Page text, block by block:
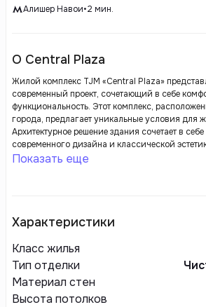
Алишер Навои•2 мин.
О Central Plaza
Жилой комплекс TJM «Central Plaza»
современный проект, сочетающий в себе
функциональность. Этот комплекс,
города, предлагает уникальные условия для
Архитектурное решение здания сочетает в
современного дизайна и классической
ярким акцентом в городской среде.
Показать еще
Характеристики
Класс жилья
Тип отделки
Материал стен
Высота потолков